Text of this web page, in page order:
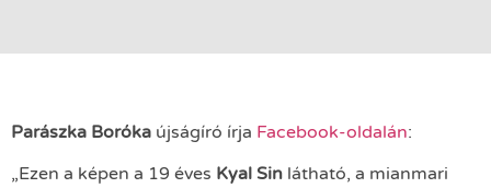
Parászka Boróka újságíró írja Facebook-oldalán:
„Ezen a képen a 19 éves Kyal Sin látható, a mianmari